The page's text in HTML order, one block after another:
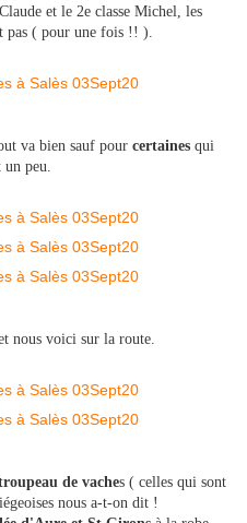
et le 2e classe Michel, les
pas ( pour une fois !! ).
va bien sauf pour certainesqui
un peu.
nous voici sur la route.
de vaches ( celles qui sont
nous a-t-on dit !